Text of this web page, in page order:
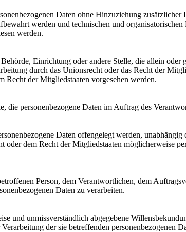
Daten ohne Hinzuziehung
werden und technischen und
werden.
Einrichtung oder andere Stelle, die allein
durch das Unionsrecht oder das Recht der
Recht der Mitgliedstaaten vorgesehen werden.
die personenbezogene Daten im Auftrag des
Daten offengelegt werden,
dem Recht der Mitgliedstaaten möglicherweise
Person, dem Verantwortlichen, dem
Daten zu verarbeiten.
unmissverständlich abgegebene
der sie betreffenden personenbezogenen